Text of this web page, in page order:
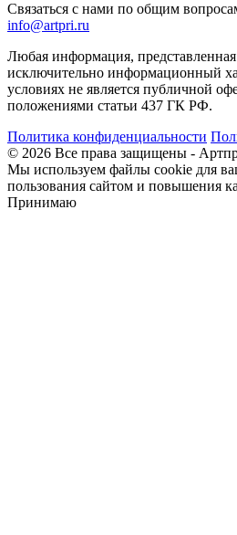
Связаться с нами по общим
info@artpri.ru
Любая информация,
исключительно информационный
условиях не является публичной
положениями статьи 437 ГК РФ.
Политика конфиденциальности
© 2026 Все права защищены -
Мы используем файлы cookie для
пользования сайтом и повышения
Принимаю